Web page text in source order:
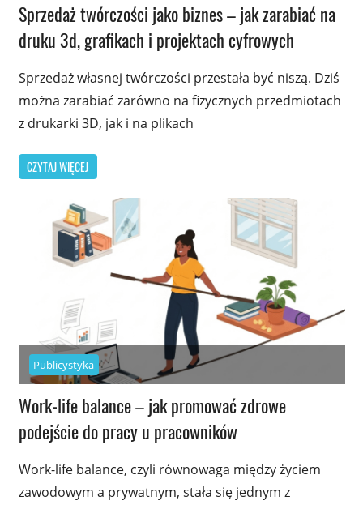
Sprzedaż twórczości jako biznes – jak zarabiać na
druku 3d, grafikach i projektach cyfrowych
Sprzedaż własnej twórczości przestała być niszą. Dziś
można zarabiać zarówno na fizycznych przedmiotach
z drukarki 3D, jak i na plikach
CZYTAJ WIĘCEJ
Publicystyka
Work-life balance – jak promować zdrowe
podejście do pracy u pracowników
Work-life balance, czyli równowaga między życiem
zawodowym a prywatnym, stała się jednym z